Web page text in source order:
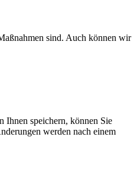
sind. Auch können wir
Ihnen speichern, können Sie
werden nach einem